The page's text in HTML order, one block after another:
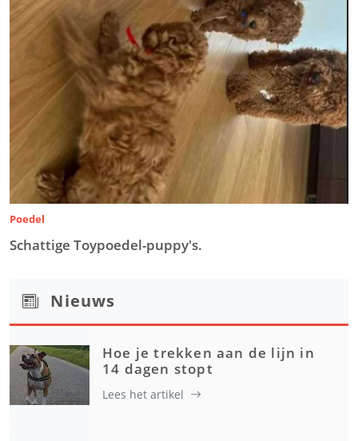
Poedel
Schattige Toypoedel-puppy's.
Nieuws
Hoe je trekken aan de lijn in
14 dagen stopt
Lees het artikel